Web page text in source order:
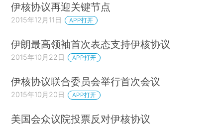
伊核协议再迎关键节点
2015年12月11日 APP打开
伊朗最高领袖首次表态支持伊核协议
2015年10月22日 APP打开
伊核协议联合委员会举行首次会议
2015年10月20日 APP打开
美国会众议院投票反对伊核协议